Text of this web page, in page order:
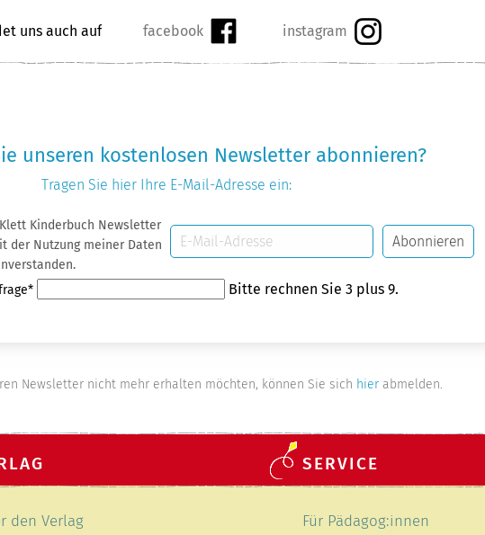
uns auch auf
unseren kostenlosen Newsletter abonnieren?
Tragen Sie hier Ihre E-Mail-Adresse ein:
Kinderbuch Newsletter
Mail-
Abonnieren
* Bitte rechnen Sie 3 plus 9.
Newsletter nicht mehr erhalten möchten, können Sie sich hierabmelden.
den Verlag
SERVICE
überspringen
Für Pädagog:innen